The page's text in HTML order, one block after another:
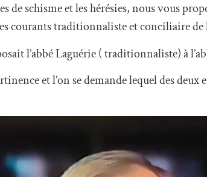
de schisme et les hérésies, nous vous
courants traditionnaliste et conciliaire de
l’abbé Laguérie ( traditionnaliste) à
et l’on se demande lequel des